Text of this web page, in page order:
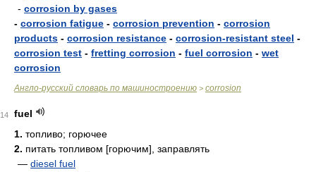
- corrosion by gases
- corrosion fatigue - corrosion prevention - corrosion
products - corrosion resistance - corrosion-resistant steel -
corrosion test - fretting corrosion - fuel corrosion - wet
corrosion
Англо-русский словарь по машиностроению > corrosion
14
fuel
1. топливо; горючее
2. питать топливом [горючим], заправлять
— diesel fuel